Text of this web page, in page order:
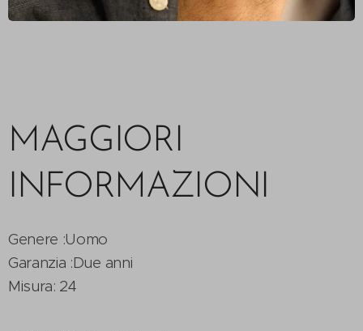
MAGGIORI
INFORMAZIONI
Genere :Uomo
Garanzia :Due anni
Misura: 24